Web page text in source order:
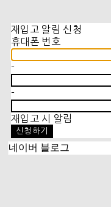
재입고 알림 신청
휴대폰 번호
-
-
재입고 시 알림
신청하기
네이버 블로그